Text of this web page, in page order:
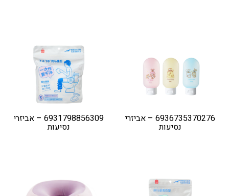
6936735370276 – אביזרי
נסיעות
6931798856309 – אביזרי
נסיעות